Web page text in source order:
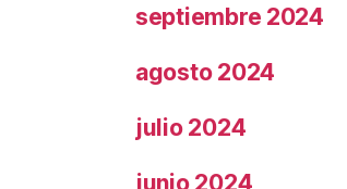
septiembre 2024
agosto 2024
julio 2024
junio 2024